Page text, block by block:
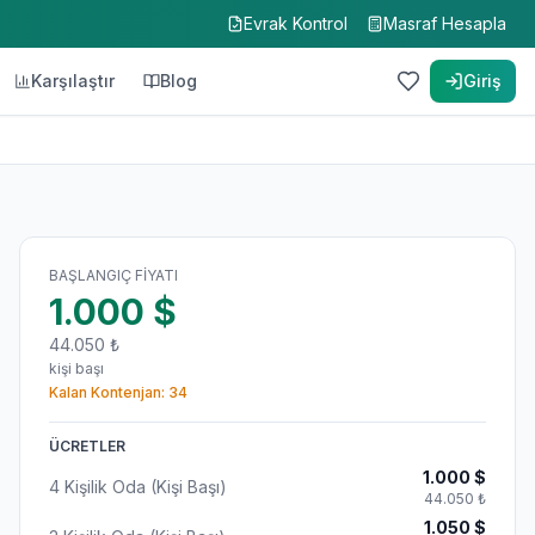
Evrak Kontrol Masraf Hesapla
Karşılaştır Blog Giriş
BAŞLANGIÇ FIYATI
1.000 $
44.050 ₺
kişi başı
Kalan Kontenjan: 34
ÜCRETLER
4 Kişilik Oda (Kişi Başı) 1.000 $
44.050 ₺
1.050 $